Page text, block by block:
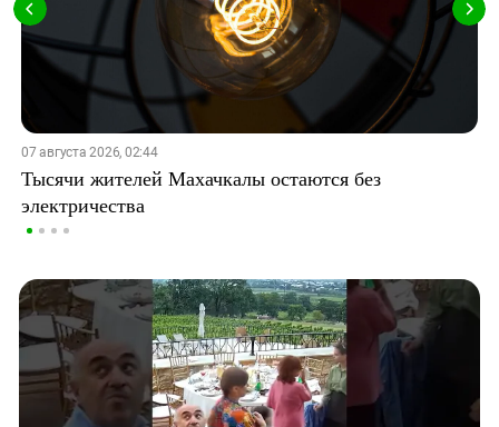
07 августа 2026, 02:44
Тысячи жителей Махачкалы остаются без
электричества